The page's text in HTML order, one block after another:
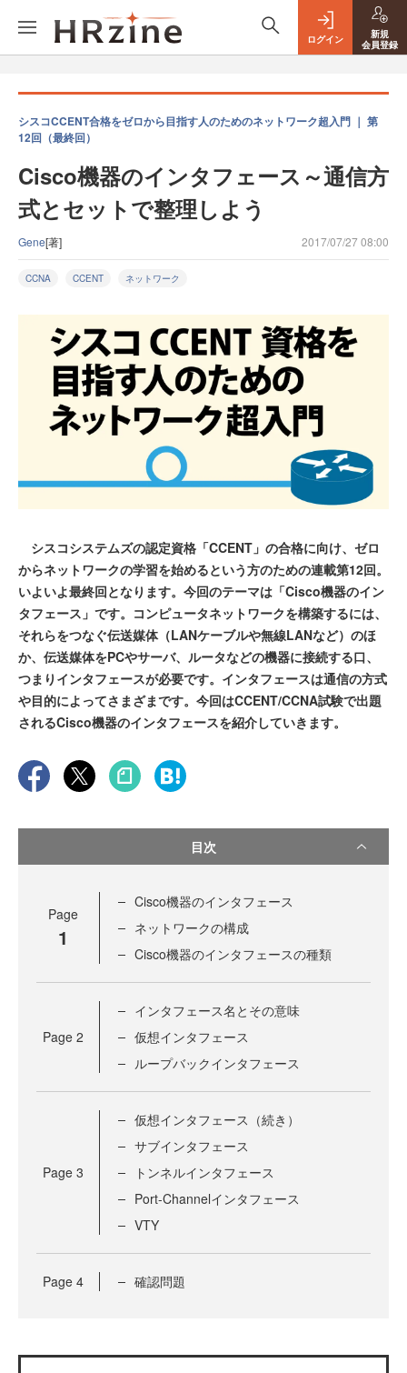
ログイン
新規
会員登録
シスコCCENT合格をゼロから目指す人のためのネットワーク超入門 ｜ 第
12回（最終回）
Cisco機器のインタフェース～通信方
式とセットで整理しよう
Gene[著] 2017/07/27 08:00
CCNA CCENT ネットワーク
シスコシステムズの認定資格「CCENT」の合格に向け、ゼロ
からネットワークの学習を始めるという方のための連載第12回。
いよいよ最終回となります。今回のテーマは「Cisco機器のイン
タフェース」です。コンピュータネットワークを構築するには、
それらをつなぐ伝送媒体（LANケーブルや無線LANなど）のほ
か、伝送媒体をPCやサーバ、ルータなどの機器に接続する口、
つまりインタフェースが必要です。インタフェースは通信の方式
や目的によってさまざまです。今回はCCENT/CCNA試験で出題
されるCisco機器のインタフェースを紹介していきます。
目次
Page
1
Cisco機器のインタフェース
ネットワークの構成
Cisco機器のインタフェースの種類
Page 2
インタフェース名とその意味
仮想インタフェース
ループバックインタフェース
Page 3
仮想インタフェース（続き）
サブインタフェース
トンネルインタフェース
Port-Channelインタフェース
VTY
Page 4 確認問題